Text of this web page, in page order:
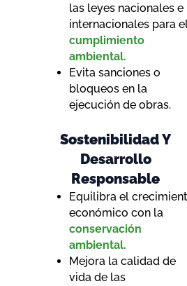
las leyes nacionales e
internacionales para
cumplimiento
ambiental.
Evita sanciones o
bloqueos en la
ejecución de obras.
Sostenibilidad Y
Desarrollo
Responsable
Equilibra el
económico con la
conservación
ambiental.
Mejora la calidad de
vida de las